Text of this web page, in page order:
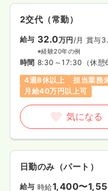
2交代（常勤）
給与 32.0万円 /月 賞与
※経験20年の例
時間 8:30～17:30 （休憩
4週8休以上
担当業務
月給40万円以上可
気になる
日勤のみ（パート）
給与 時給1,400〜